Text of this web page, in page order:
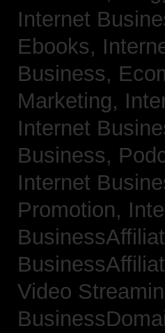
Internet
Ebooks,
Business,
Marketing,
Internet
Business,
Internet
Promotion,
Video